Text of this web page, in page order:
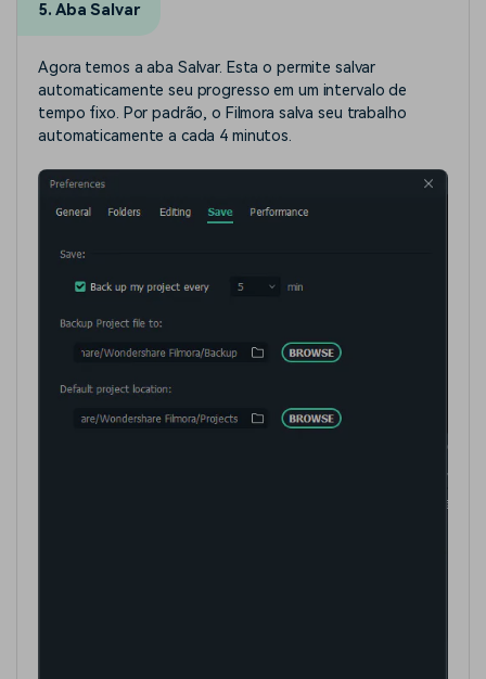
5. Aba Salvar
Agora temos a aba Salvar. Esta o permite salvar
automaticamente seu progresso em um intervalo de
tempo fixo. Por padrão, o Filmora salva seu trabalho
automaticamente a cada 4 minutos.